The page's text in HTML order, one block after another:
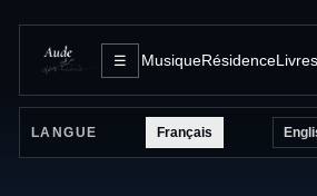
☰ MusiqueRésidenceLivres
LANGUE Français